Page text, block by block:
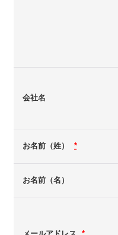
会社名
お名前（姓） *
お名前（名）